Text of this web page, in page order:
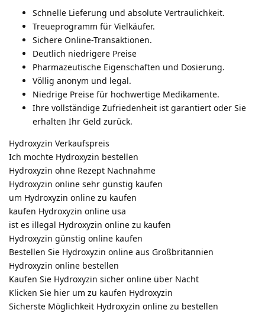
Schnelle Lieferung und absolute Vertraulichkeit.
Treueprogramm für Vielkäufer.
Sichere Online-Transaktionen.
Deutlich niedrigere Preise
Pharmazeutische Eigenschaften und Dosierung.
Völlig anonym und legal.
Niedrige Preise für hochwertige Medikamente.
Ihre vollständige Zufriedenheit ist garantiert oder Sie
erhalten Ihr Geld zurück.
Hydroxyzin Verkaufspreis
Ich mochte Hydroxyzin bestellen
Hydroxyzin ohne Rezept Nachnahme
Hydroxyzin online sehr günstig kaufen
um Hydroxyzin online zu kaufen
kaufen Hydroxyzin online usa
ist es illegal Hydroxyzin online zu kaufen
Hydroxyzin günstig online kaufen
Bestellen Sie Hydroxyzin online aus Großbritannien
Hydroxyzin online bestellen
Kaufen Sie Hydroxyzin sicher online über Nacht
Klicken Sie hier um zu kaufen Hydroxyzin
Sicherste Möglichkeit Hydroxyzin online zu bestellen